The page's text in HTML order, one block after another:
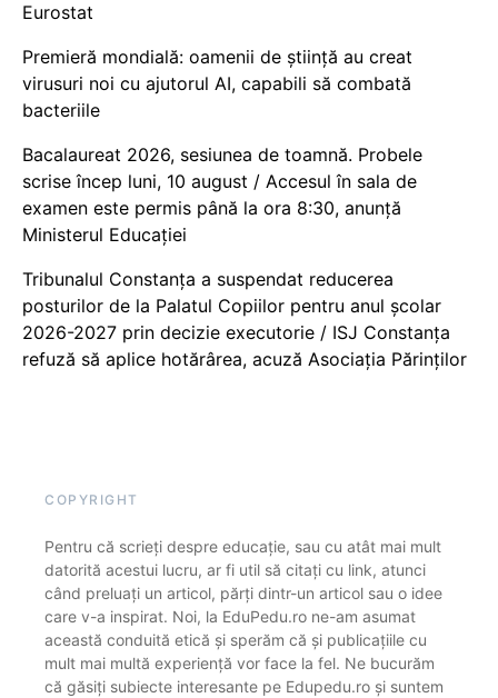
Eurostat
Premieră mondială: oamenii de știință au creat
virusuri noi cu ajutorul AI, capabili să combată
bacteriile
Bacalaureat 2026, sesiunea de toamnă. Probele
scrise încep luni, 10 august / Accesul în sala de
examen este permis până la ora 8:30, anunță
Ministerul Educației
Tribunalul Constanța a suspendat reducerea
posturilor de la Palatul Copiilor pentru anul școlar
2026-2027 prin decizie executorie / ISJ Constanța
refuză să aplice hotărârea, acuză Asociația Părinților
COPYRIGHT
Pentru că scrieți despre educație, sau cu atât mai mult
datorită acestui lucru, ar fi util să citați cu link, atunci
când preluați un articol, părți dintr-un articol sau o idee
care v-a inspirat. Noi, la EduPedu.ro ne-am asumat
această conduită etică și sperăm că și publicațiile cu
mult mai multă experiență vor face la fel. Ne bucurăm
că găsiți subiecte interesante pe Edupedu.ro și suntem